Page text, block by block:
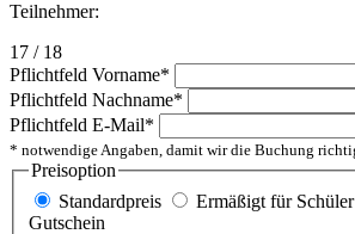
Teilnehmer:
17 / 18
Pflichtfeld Vorname*
Pflichtfeld Nachname*
Pflichtfeld E-Mail*
* notwendige Angaben, damit wir die Buchung
Preisoption
Standardpreis
Ermäßigt für
Gutschein